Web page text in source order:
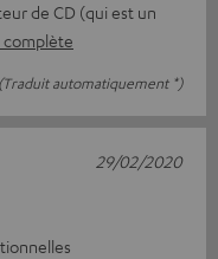
de CD (qui est un
complète
(Traduit automatiquement *)
29/02/2020